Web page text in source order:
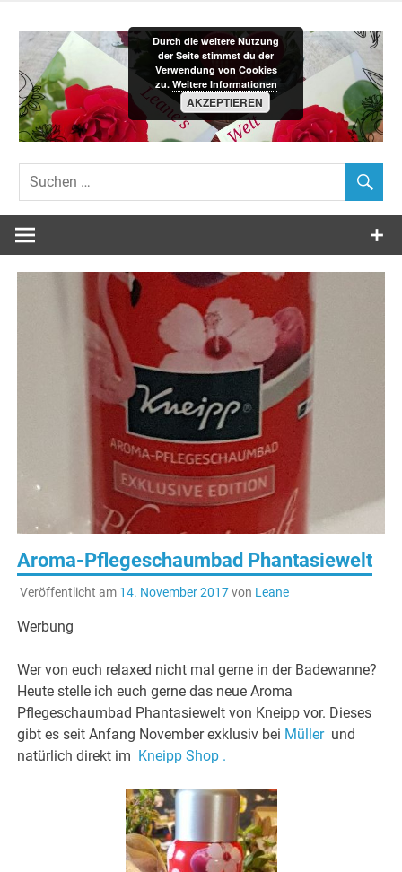
Inhalt
springen
Leane´s-
Welt
Aroma-Pflegeschaumbad Phantasiewelt
Veröffentlicht am 14. November 2017von Leane
Werbung
Wer von euch relaxed nicht mal gerne in der Badewanne?
Heute stelle ich euch gerne das neue Aroma
Pflegeschaumbad Phantasiewelt von Kneipp vor. Dieses
gibt es seit Anfang November exklusiv bei Müller und
natürlich direkt im Kneipp Shop .
Durch die weitere Nutzung
der Seite stimmst du der
Verwendung von Cookies
zu. Weitere Informationen
AKZEPTIEREN